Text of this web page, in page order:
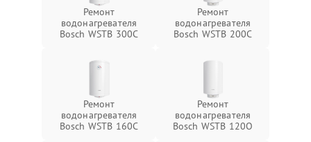
Ремонт
водонагревателя
Bosch WSTB 300C
Ремонт
водонагревателя
Bosch WSTB 200C
Ремонт
водонагревателя
Bosch WSTB 160C
Ремонт
водонагревателя
Bosch WSTB 120O